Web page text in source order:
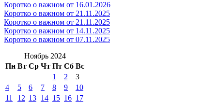
Коротко о важном от 16.01.2026
Коротко о важном от 21.11.2025
Коротко о важном от 21.11.2025
Коротко о важном от 14.11.2025
Коротко о важном от 07.11.2025
Ноябрь 2024
Пн Вт Ср Чт Пт Сб Вс
1
2
3
4
5 6 7 8 9
10
11
12 13 14 15 16 17